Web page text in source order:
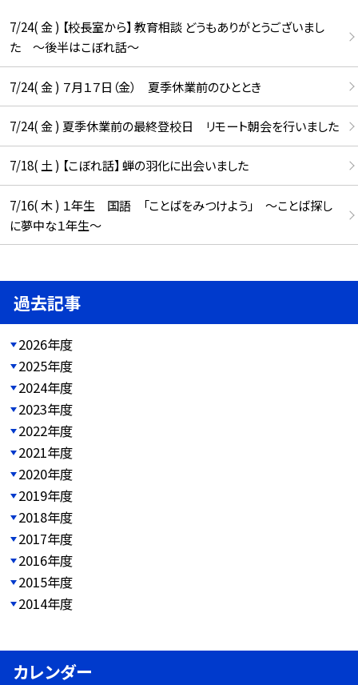
7/24( 金 ) 【校長室から】 教育相談 どうもありがとうございまし
た ～後半はこぼれ話～
7/24( 金 ) ７月１７日（金） 夏季休業前のひととき
7/24( 金 ) 夏季休業前の最終登校日 リモート朝会を行いました
7/18( 土 ) 【こぼれ話】 蝉の羽化に出会いました
7/16( 木 ) １年生 国語 「ことばをみつけよう」 ～ことば探し
に夢中な１年生～
過去記事
2026年度
2025年度
2024年度
2023年度
2022年度
2021年度
2020年度
2019年度
2018年度
2017年度
2016年度
2015年度
2014年度
カレンダー